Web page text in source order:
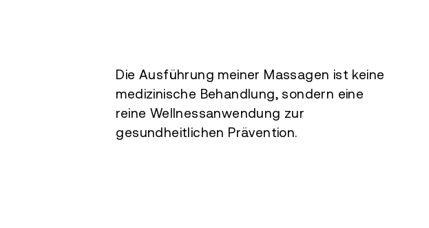
Die Ausführung meiner Massagen ist keine
medizinische Behandlung, sondern eine
reine Wellnessanwendung zur
gesundheitlichen Prävention.